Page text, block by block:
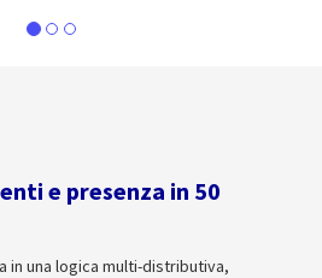
e presenza in 50
in una logica multi-distributiva,